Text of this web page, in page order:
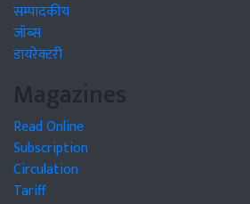
सम्पादकीय
जॉब्स
डायरेक्टरी
Magazines
Read Online
Subscription
Circulation
Tariff